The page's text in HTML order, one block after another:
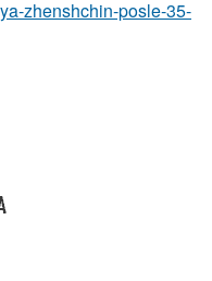
zhenshchin-posle-35-